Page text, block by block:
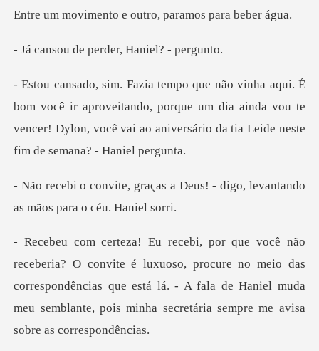
e perder, Hani
r aproveitando, porque um dia ainda vou te
vencer! Dylon, você vai
s a Deus! - digo, levantando
a
oso, procure no meio das
correspondências que está lá. - A fala de Haniel muda